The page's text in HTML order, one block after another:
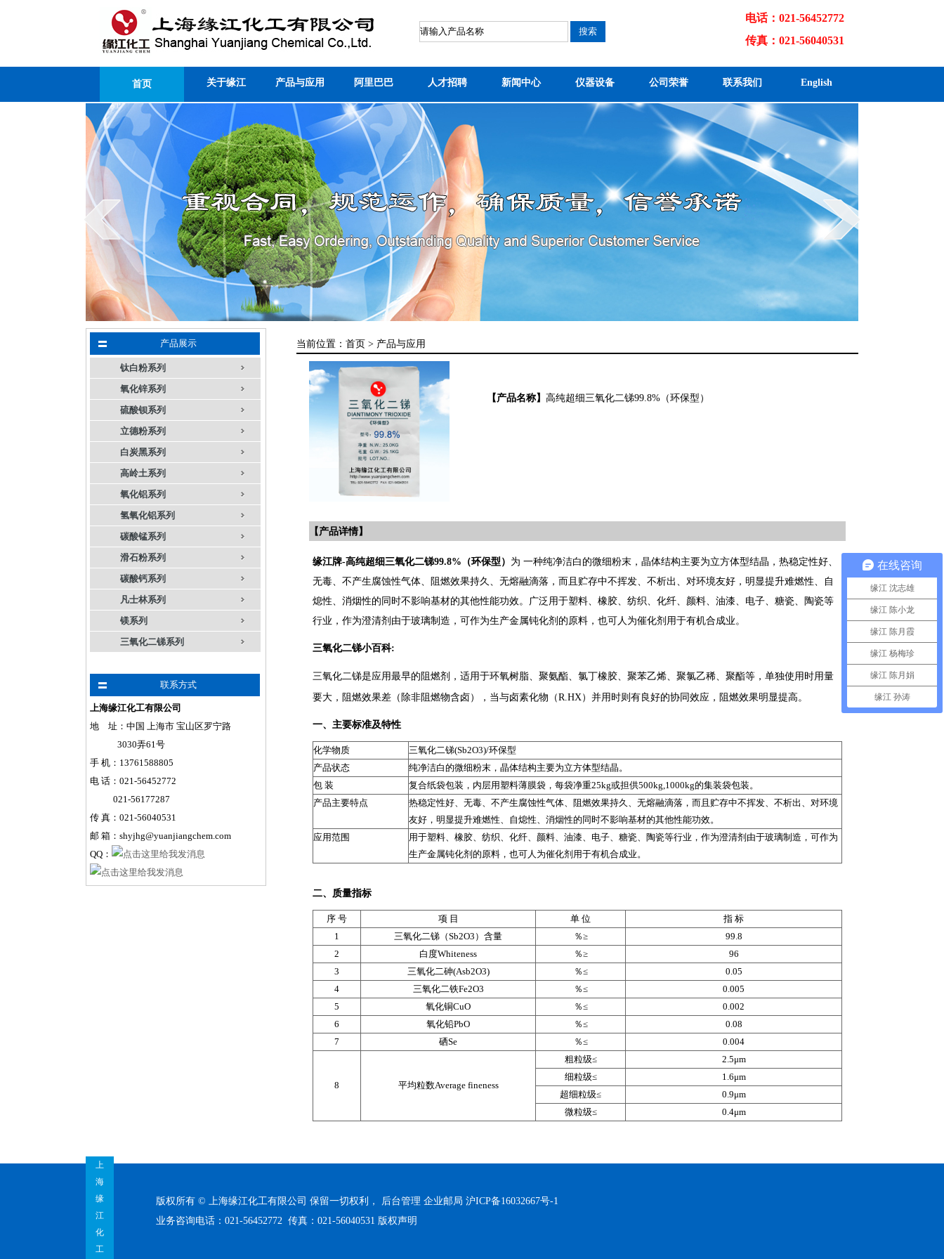
电话：021-56452772
传真：021-56040531
首页 关于缘江 产品与应用 阿里巴巴 人才招聘 新闻中心 仪器设备 公司荣誉 联系我们 English
产品展示
钛白粉系列
氧化锌系列
硫酸钡系列
立德粉系列
白炭黑系列
高岭土系列
氧化铝系列
氢氧化铝系列
碳酸锰系列
滑石粉系列
碳酸钙系列
凡士林系列
镁系列
三氧化二锑系列
联系方式
上海缘江化工有限公司
地 址：中国 上海市 宝山区罗宁路
3030弄61号
手 机 ： 13761588805
电 话：021-56452772
021-56177287
传 真：021-56040531
邮 箱：shyjhg@yuanjiangchem.com
QQ：
当前位置： 首页 > 产品与应用
【产品名称】 高纯超细三氧化二锑99.8%（环保型）
【产品详情】
缘江牌-高纯超细三氧化二锑99.8%（环保型） 为 一种纯净洁白的微细粉末，晶体结构主要为立方体型结晶，热稳定性好、
无毒、不产生腐蚀性气体、阻燃效果持久、无熔融滴落，而且贮存中不挥发、不析出、对环境友好，明显提升难燃性、自
熄性、消烟性的同时不影响基材的其他性能功效。广泛用于塑料、橡胶、纺织、化纤、颜料、油漆、电子、糖瓷、陶瓷等
行业，作为澄清剂由于玻璃制造，可作为生产金属钝化剂的原料，也可人为催化剂用于有机合成业。
三氧化二锑小百科:
三氧化二锑是应用最早的阻燃剂，适用于环氧树脂、聚氨酯、氯丁橡胶、聚苯乙烯、聚氯乙稀、聚酯等，单独使用时用量
要大，阻燃效果差（除非阻燃物含卤），当与卤素化物（R.HX）并用时则有良好的协同效应，阻燃效果明显提高。
一、主要标准及特性
化学物质
三氧化二锑(Sb2O3)/环保型
产品状态
纯净洁白的微细粉末，晶体结构主要为立方体型结晶。
包 装
复合纸袋包装，内层用塑料薄膜袋，每袋净重25kg或担供500kg,1000kg的集装袋包装。
产品主要特点
热稳定性好、无毒、不产生腐蚀性气体、阻燃效果持久、无熔融滴落，而且贮存中不挥发、不析出、对环境
友好，明显提升难燃性、自熄性、消烟性的同时不影响基材的其他性能功效。
应用范围
用于塑料、橡胶、纺织、化纤、颜料、油漆、电子、糖瓷、陶瓷等行业，作为澄清剂由于玻璃制造，可作为
生产金属钝化剂的原料，也可人为催化剂用于有机合成业。
二、质量指标
序 号 项 目 单 位
指 标
1
三氧化二锑（Sb2O3）含量 ％≥
99.8
2
白度Whiteness ％≥
96
3
三氧化二砷(Asb2O3) ％≤
0.05
4
三氧化二铁Fe2O3 ％≤
0.005
5
氧化铜CuO ％≤
0.002
6
氧化铅PbO ％≤
0.08
7
硒Se ％≤ 0.004
8 平均粒数Average fineness
粗粒级≤
2.5μm
细粒级≤
1.6μm
超细粒级≤
0.9μm
微粒级≤
0.4μm
上
海
缘
江
化
工
版权所有 © 上海缘江化工有限公司 保留一切权利， 后台管理 企业邮局 沪ICP备16032667号-1
业务咨询电话：021-56452772 传真：021-56040531 版权声明
在线咨询
缘江 沈志雄
缘江 陈小龙
缘江 陈月霞
缘江 杨梅珍
缘江 陈月娟
缘江 孙涛